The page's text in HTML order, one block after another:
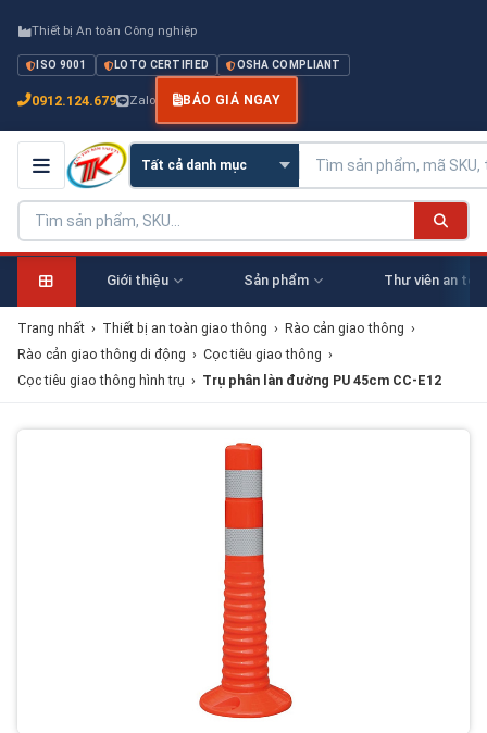
Thiết bị An toàn Công nghiệp
ISO 9001 LOTO CERTIFIED OSHA COMPLIANT
0912.124.679 Zalo BÁO GIÁ NGAY
Giới thiệu Sản phẩm Thư viên an
Trang nhất › Thiết bị an toàn giao thông › Rào cản giao thông ›
Rào cản giao thông di động › Cọc tiêu giao thông ›
Cọc tiêu giao thông hình trụ › Trụ phân làn đường PU 45cm CC-E12